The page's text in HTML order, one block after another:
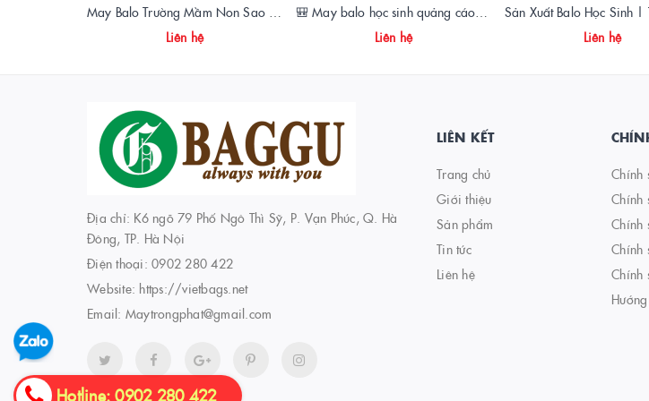
May Balo Trường Mầm Non Sao Việt – Chất Lượng, Giá Xưởng, Giao Hàng Toàn Quốc
Liên hệ
🎒 May balo học sinh quảng cáo – Giải pháp truyền thông hiệu quả cho thương hiệu
Liên hệ
Liên hệ
Địa chỉ: K6 ngõ 79 Phố Ngô Thì Sỹ, P. Vạn Phúc, Q. Hà
Đông, TP. Hà Nội
Điện thoại: 0902 280 422
Website: https://vietbags.net
Email: Maytrongphat@gmail.com
LIÊN KẾT
Trang chủ
Giới thiệu
Sản phẩm
Tin tức
Liên hệ
Chính
Chính
Chính
Chính
Chính
Hotline: 0902 280 422